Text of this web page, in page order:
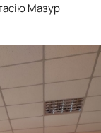
Мазур